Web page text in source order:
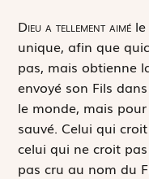
Dieu a tellement aimé
unique, afin que
pas, mais obtienne
envoyé son Fils
le monde, mais
sauvé. Celui qui
celui qui ne croit
pas cru au nom du